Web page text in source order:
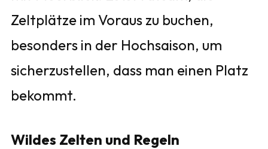
Zeltplätze im Voraus zu buchen,
besonders in der Hochsaison, um
sicherzustellen, dass man einen Platz
bekommt.
Wildes Zelten und Regeln